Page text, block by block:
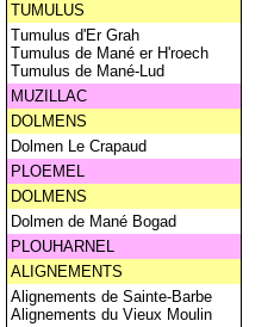
TUMULUS
Tumulus d'Er Grah
Tumulus de Mané er H'roech
Tumulus de Mané-Lud
MUZILLAC
DOLMENS
Dolmen Le Crapaud
PLOEMEL
DOLMENS
Dolmen de Mané Bogad
PLOUHARNEL
ALIGNEMENTS
Alignements de Sainte-Barbe
Alignements du Vieux Moulin